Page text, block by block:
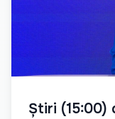
Știri (15:00)